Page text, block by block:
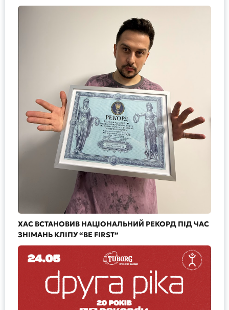
ХАС ВСТАНОВИВ НАЦІОНАЛЬНИЙ РЕКОРД ПІД ЧАС
ЗНІМАНЬ КЛІПУ “BE FIRST”